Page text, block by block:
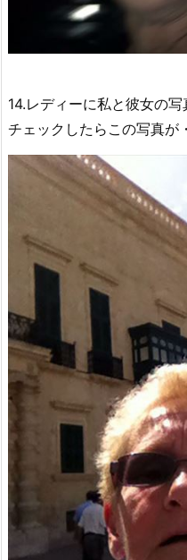
14.レディーに私と彼女の
チェックしたらこの写真が